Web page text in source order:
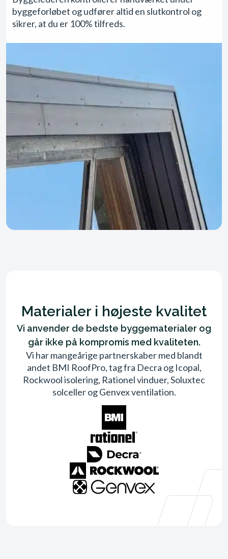
byggeforløbet og udfører altid en slutkontrol og
sikrer, at du er 100% tilfreds.
Materialer i højeste kvalitet
Vi anvender de bedste byggematerialer og
går ikke på kompromis med kvaliteten.
Vi har mangeårige partnerskaber med blandt
andet BMI RoofPro, tag fra Decra og Icopal,
Rockwool isolering, Rationel vinduer, Soluxtec
solceller og Genvex ventilation.